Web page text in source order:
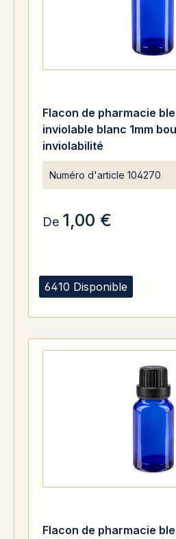
6410 Disponible
Flacon de pharmacie
inviolable blanc 1mm
inviolabilité
Numéro d'article 104270
De 1,00 €
Flacon de pharmacie